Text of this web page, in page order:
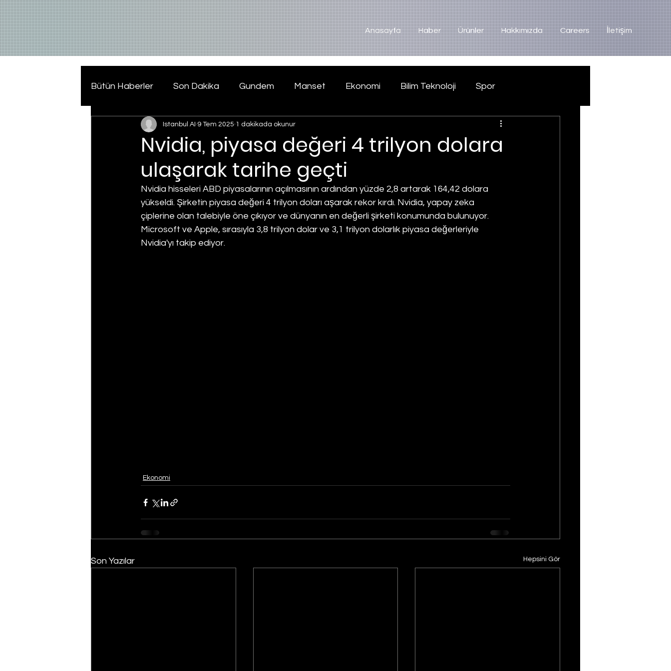
Anasayfa Haber Ürünler Hakkımızda Careers İletişim
Bütün Haberler Son Dakika Gundem Manset Ekonomi Bilim Teknoloji Spor
Nvidia, piyasa değeri 4 trilyon dolara
ulaşarak tarihe geçti
Istanbul AI 9 Tem 2025 1 dakikada okunur
Nvidia hisseleri ABD piyasalarının açılmasının ardından yüzde 2,8 artarak 164,42 dolara
yükseldi. Şirketin piyasa değeri 4 trilyon doları aşarak rekor kırdı. Nvidia, yapay zeka
çiplerine olan talebiyle öne çıkıyor ve dünyanın en değerli şirketi konumunda bulunuyor.
Microsoft ve Apple, sırasıyla 3,8 trilyon dolar ve 3,1 trilyon dolarlık piyasa değerleriyle
Nvidia'yı takip ediyor.
Ekonomi
Son Yazılar Hepsini Gör